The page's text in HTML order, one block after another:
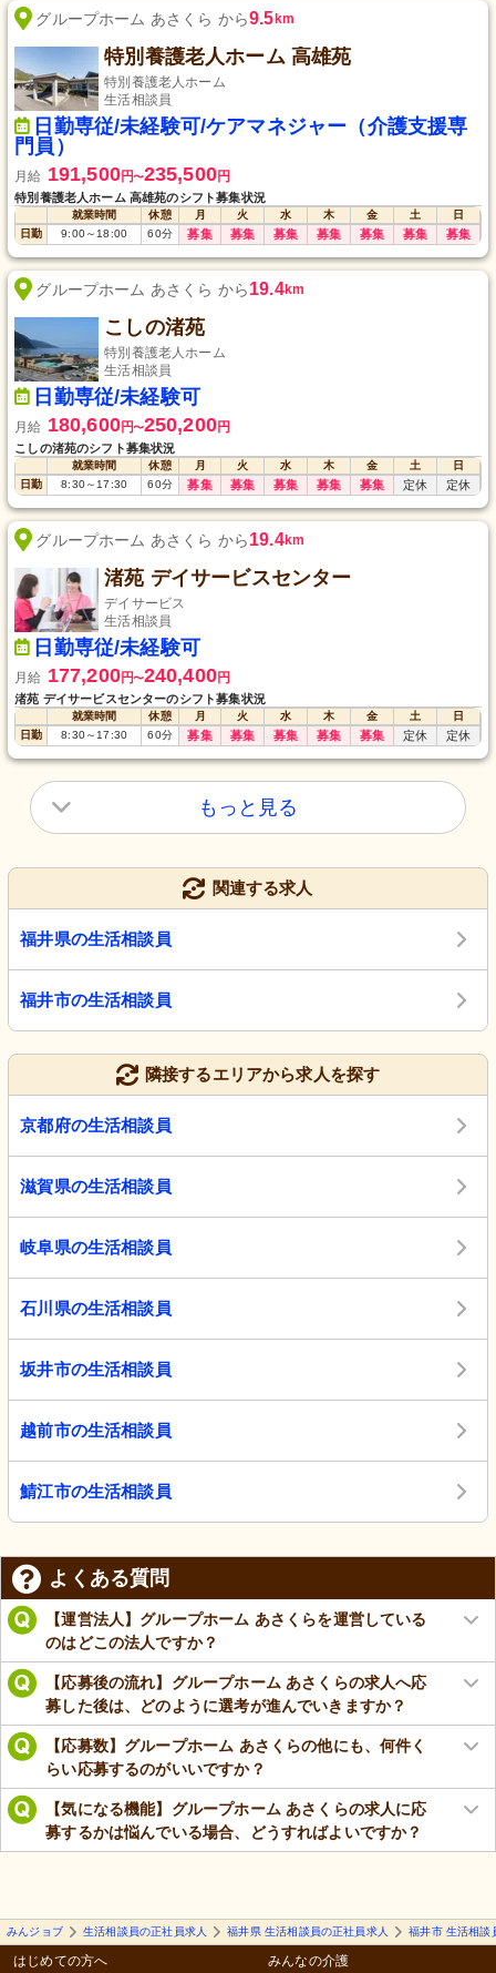
グループホーム あさくら から9.5km
特別養護老人ホーム 高雄苑
特別養護老人ホーム
生活相談員
日勤専従/未経験可/ケアマネジャー（介護支援専
門員）
月給 191,500円〜235,500円
特別養護老人ホーム 高雄苑のシフト募集状況
就業時間 休憩 月 火 水 木 金 土
日
日勤
9:00～18:00 60分 募集 募集 募集 募集 募集 募集 募集
グループホーム あさくら から19.4km
こしの渚苑
特別養護老人ホーム
生活相談員
日勤専従/未経験可
月給 180,600円〜250,200円
こしの渚苑のシフト募集状況
就業時間 休憩 月 火 水 木 金 土
日
日勤
8:30～17:30 60分 募集 募集 募集 募集 募集 定休 定休
グループホーム あさくら から19.4km
渚苑 デイサービスセンター
デイサービス
生活相談員
日勤専従/未経験可
月給 177,200円〜240,400円
渚苑 デイサービスセンターのシフト募集状況
就業時間 休憩 月 火 水 木 金 土
日
日勤
8:30～17:30 60分 募集 募集 募集 募集 募集 定休 定休
もっと見る
関連する求人
福井県の生活相談員
福井市の生活相談員
隣接するエリアから求人を探す
京都府の生活相談員
滋賀県の生活相談員
岐阜県の生活相談員
石川県の生活相談員
坂井市の生活相談員
越前市の生活相談員
鯖江市の生活相談員
よくある質問
【運営法人】グループホーム あさくらを運営している
のはどこの法人ですか？
【応募後の流れ】グループホーム あさくらの求人へ応
募した後は、どのように選考が進んでいきますか？
【応募数】グループホーム あさくらの他にも、何件く
らい応募するのがいいですか？
【気になる機能】グループホーム あさくらの求人に応
募するかは悩んでいる場合、どうすればよいですか？
みんジョブ 生活相談員の正社員求人 福井県 生活相談員の正社員求人 福井市 生活相談
はじめての方へ みんなの介護